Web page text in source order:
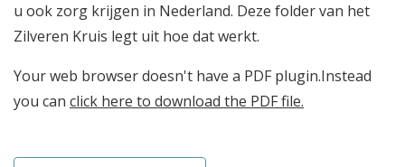
u ook zorg krijgen in Nederland. Deze folder van het
Zilveren Kruis legt uit hoe dat werkt.
Your web browser doesn't have a PDF plugin.Instead
you can click here to download the PDF file.